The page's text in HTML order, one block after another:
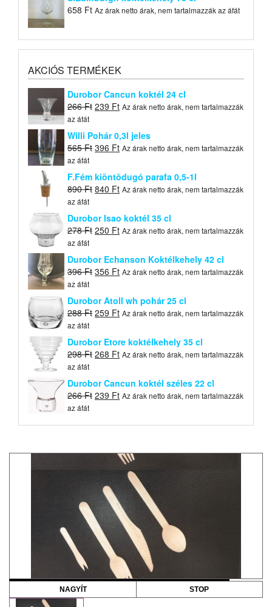
658 Ft Az árak netto árak, nem tartalmazzák az áfát
AKCIÓS TERMÉKEK
Durobor Cancun koktél 24 cl
266Ft Original
was:
266 Ft.
239 FtCurrent
is:
239 Ft.
Az árak netto árak, nem tartalmazzák
az áfát
Willi Pohár 0,3l jeles
565Ft Original
was:
565 Ft.
396 FtCurrent
is:
396 Ft.
Az árak netto árak, nem tartalmazzák
az áfát
F.Fém kiöntõdugó parafa 0,5-1l
890Ft Original
was:
890 Ft.
840 FtCurrent
is:
840 Ft.
Az árak netto árak, nem tartalmazzák
az áfát
Durobor Isao koktél 35 cl
278Ft Original
was:
278 Ft.
250 FtCurrent
250 Ft.
Az árak netto árak, nem tartalmazzák
az áfát
Durobor Echanson Koktélkehely 42 cl
396Ft Original
was:
396 Ft.
356 FtCurrent
is:
356 Ft.
Az árak netto árak, nem tartalmazzák
az áfát
Durobor Atoll wh pohár 25 cl
288Ft Original
was:
288 Ft.
259 FtCurrent
259 Ft.
Az árak netto árak, nem tartalmazzák
az áfát
Durobor Etore koktélkehely 35 cl
298Ft Original
was:
298 Ft.
268 FtCurrent
268 Ft.
Az árak netto árak, nem tartalmazzák
az áfát
Durobor Cancun koktél széles 22 cl
266Ft Original
239 FtCurrent
Az árak netto árak, nem tartalmazzák
az áfát
NAGYÍT STOP